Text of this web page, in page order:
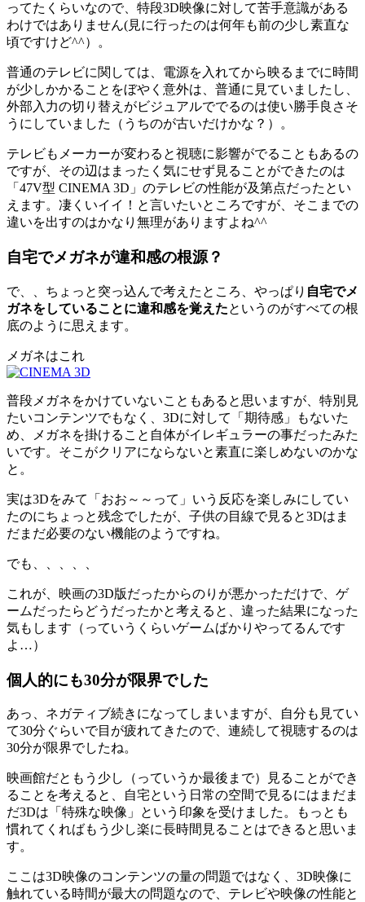
ってたくらいなので、特段3D映像に対して苦手意識がある
わけではありません(見に行ったのは何年も前の少し素直な
頃ですけど^^）。
普通のテレビに関しては、電源を入れてから映るまでに時間
が少しかかることをぼやく意外は、普通に見ていましたし、
外部入力の切り替えがビジュアルででるのは使い勝手良さそ
うにしていました（うちのが古いだけかな？）。
テレビもメーカーが変わると視聴に影響がでることもあるの
ですが、その辺はまったく気にせず見ることができたのは
「47V型 CINEMA 3D」のテレビの性能が及第点だったとい
えます。凄くいイイ！と言いたいところですが、そこまでの
違いを出すのはかなり無理がありますよね^^
自宅でメガネが違和感の根源？
で、、ちょっと突っ込んで考えたところ、やっぱり 自宅でメ
ガネをしていることに違和感を覚えたというのがすべての根
底のように思えます。
メガネはこれ
普段メガネをかけていないこともあると思いますが、特別見
たいコンテンツでもなく、3Dに対して「期待感」もないた
め、メガネを掛けること自体がイレギュラーの事だったみた
いです。そこがクリアにならないと素直に楽しめないのかな
と。
実は3Dをみて「おお～～って」いう反応を楽しみにしてい
たのにちょっと残念でしたが、子供の目線で見ると3Dはま
だまだ必要のない機能のようですね。
でも、、、、、
これが、映画の3D版だったからのりが悪かっただけで、ゲ
ームだったらどうだったかと考えると、違った結果になった
気もします（っていうくらいゲームばかりやってるんです
よ…）
個人的にも30分が限界でした
あっ、ネガティブ続きになってしまいますが、自分も見てい
て30分ぐらいで目が疲れてきたので、連続して視聴するのは
30分が限界でしたね。
映画館だともう少し（っていうか最後まで）見ることができ
ることを考えると、自宅という日常の空間で見るにはまだま
だ3Dは「特殊な映像」という印象を受けました。もっとも
慣れてくればもう少し楽に長時間見ることはできると思いま
す。
ここは3D映像のコンテンツの量の問題ではなく、3D映像に
触れている時間が最大の問題なので、テレビや映像の性能と